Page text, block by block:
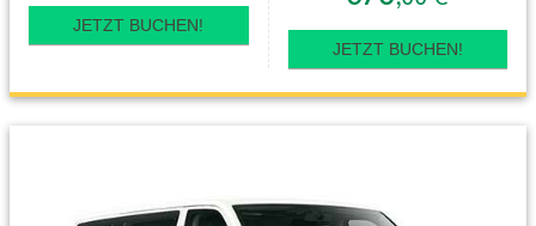
JETZT BUCHEN!
JETZT BUCHEN!